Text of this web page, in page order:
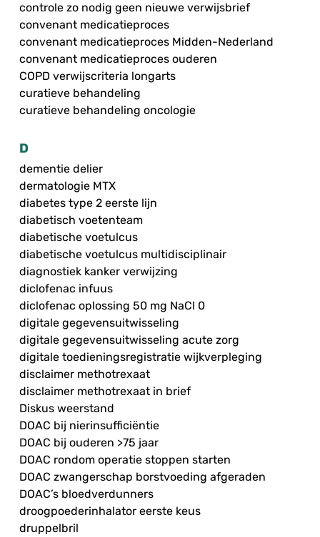
controle zo nodig geen nieuwe verwijsbrief
convenant medicatieproces
convenant medicatieproces Midden-Nederland
convenant medicatieproces ouderen
COPD verwijscriteria longarts
curatieve behandeling
curatieve behandeling oncologie
D
dementie delier
dermatologie MTX
diabetes type 2 eerste lijn
diabetisch voetenteam
diabetische voetulcus
diabetische voetulcus multidisciplinair
diagnostiek kanker verwijzing
diclofenac infuus
diclofenac oplossing 50 mg NaCl 0
digitale gegevensuitwisseling
digitale gegevensuitwisseling acute zorg
digitale toedieningsregistratie wijkverpleging
disclaimer methotrexaat
disclaimer methotrexaat in brief
Diskus weerstand
DOAC bij nierinsufficiëntie
DOAC bij ouderen >75 jaar
DOAC rondom operatie stoppen starten
DOAC zwangerschap borstvoeding afgeraden
DOAC’s bloedverdunners
droogpoederinhalator eerste keus
druppelbril